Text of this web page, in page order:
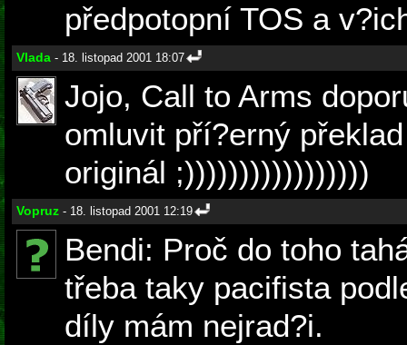
předpotopní TOS a
Vlada - 18. listopad 2001 18:07
Jojo, Call to Arms
omluvit pří?erný
originál ;)))))))))))))))))
Vopruz - 18. listopad 2001 12:19
Bendi: Proč do toho
třeba taky pacifista
díly mám nejrad?i.